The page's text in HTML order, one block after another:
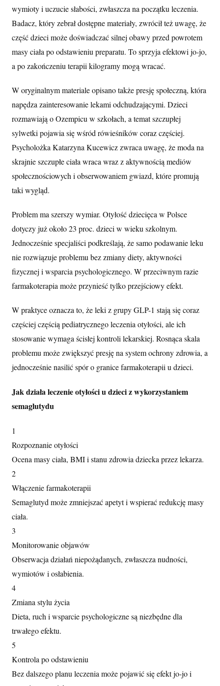
wymioty i uczucie słabości, zwłaszcza na początku leczenia.
Badacz, który zebrał dostępne materiały, zwrócił też uwagę, że
część dzieci może doświadczać silnej obawy przed powrotem
masy ciała po odstawieniu preparatu. To sprzyja efektowi jo-jo,
a po zakończeniu terapii kilogramy mogą wracać.
W oryginalnym materiale opisano także presję społeczną, która
napędza zainteresowanie lekami odchudzającymi. Dzieci
rozmawiają o Ozempicu w szkołach, a temat szczupłej
sylwetki pojawia się wśród rówieśników coraz częściej.
Psycholożka Katarzyna Kucewicz zwraca uwagę, że moda na
skrajnie szczupłe ciała wraca wraz z aktywnością mediów
społecznościowych i obserwowaniem gwiazd, które promują
taki wygląd.
Problem ma szerszy wymiar. Otyłość dziecięca w Polsce
dotyczy już około 23 proc. dzieci w wieku szkolnym.
Jednocześnie specjaliści podkreślają, że samo podawanie leku
nie rozwiązuje problemu bez zmiany diety, aktywności
fizycznej i wsparcia psychologicznego. W przeciwnym razie
farmakoterapia może przynieść tylko przejściowy efekt.
W praktyce oznacza to, że leki z grupy GLP-1 stają się coraz
częściej częścią pediatrycznego leczenia otyłości, ale ich
stosowanie wymaga ścisłej kontroli lekarskiej. Rosnąca skala
problemu może zwiększyć presję na system ochrony zdrowia, a
jednocześnie nasilić spór o granice farmakoterapii u dzieci.
Jak działa leczenie otyłości u dzieci z wykorzystaniem
semaglutydu
1
Rozpoznanie otyłości
Ocena masy ciała, BMI i stanu zdrowia dziecka przez lekarza.
2
Włączenie farmakoterapii
Semaglutyd może zmniejszać apetyt i wspierać redukcję masy
ciała.
3
Monitorowanie objawów
Obserwacja działań niepożądanych, zwłaszcza nudności,
wymiotów i osłabienia.
4
Zmiana stylu życia
Dieta, ruch i wsparcie psychologiczne są niezbędne dla
trwałego efektu.
5
Kontrola po odstawieniu
Bez dalszego planu leczenia może pojawić się efekt jo-jo i